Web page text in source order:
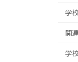
学
関
学